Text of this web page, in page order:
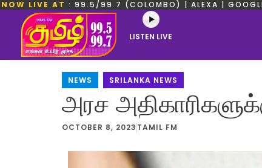
NOW LIVE AT : 99.5/99.7 (COLOMBO) | ALEXA | GOOGLE
LISTEN LIVE
NEWS SRILANKA NEWS
அரச
OCTOBER 8, 2023 TAMIL FM